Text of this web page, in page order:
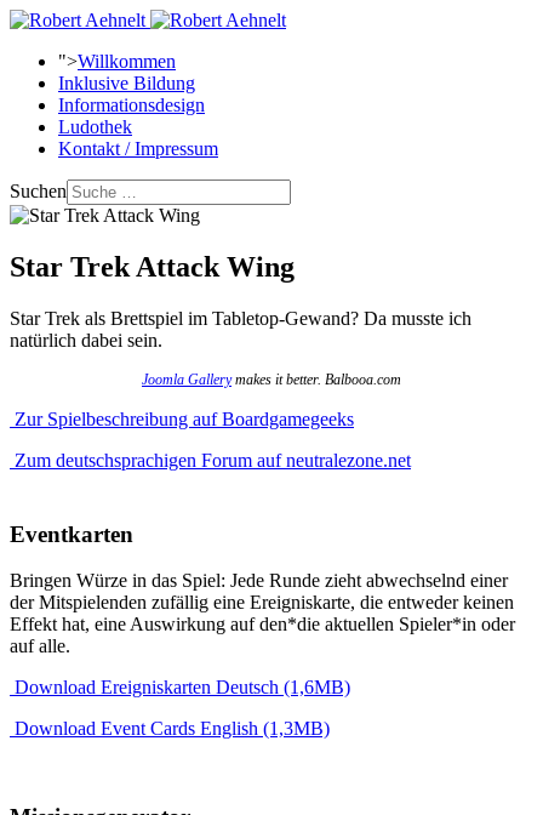
">Willkommen
Inklusive Bildung
Informationsdesign
Ludothek
Kontakt / Impressum
Suchen
Star Trek Attack Wing
Star Trek als Brettspiel im Tabletop-Gewand? Da musste ich
natürlich dabei sein.
Joomla Gallerymakes it better. Balbooa.com
Zur Spielbeschreibung auf Boardgamegeeks
Zum deutschsprachigen Forum auf neutralezone.net
Eventkarten
Bringen Würze in das Spiel: Jede Runde zieht abwechselnd einer
der Mitspielenden zufällig eine Ereigniskarte, die entweder keinen
Effekt hat, eine Auswirkung auf den*die aktuellen Spieler*in oder
auf alle.
Download Ereigniskarten Deutsch (1,6MB)
Download Event Cards English (1,3MB)